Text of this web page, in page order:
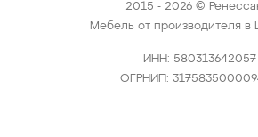
2015 - 2026 ©
Мебель от производителя в
ИНН: 580313642057
ОГРНИП: